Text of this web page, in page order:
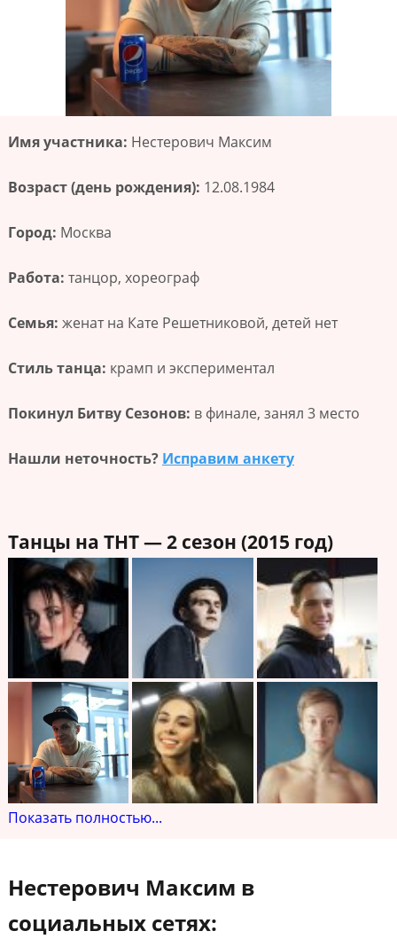
Имя участника: Нестерович Максим
Возраст (день рождения): 12.08.1984
Город: Москва
Работа: танцор, хореограф
Семья: женат на Кате Решетниковой, детей нет
Стиль танца: крамп и экспериментал
Покинул Битву Сезонов: в финале, занял 3 место
Нашли неточность? Исправим анкету
Танцы на ТНТ — 2 сезон (2015 год)
Показать полностью...
Нестерович Максим в
социальных сетях: